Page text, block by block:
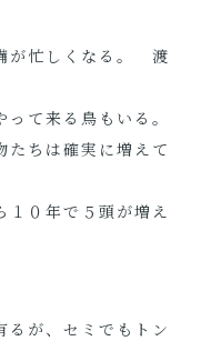
が忙しくなる。 渡
て来る鳥もいる。
たちは確実に増えて
１０年で５頭が増え
るが、セミでもトン